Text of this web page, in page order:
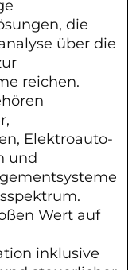
die
über die
reichen.
Elektroauto-
und
Wert auf
inklusive